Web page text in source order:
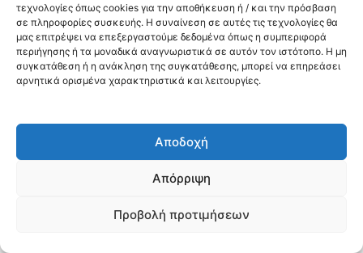
τεχνολογίες όπως cookies για την αποθήκευση ή / και την πρόσβαση
σε πληροφορίες συσκευής. Η συναίνεση σε αυτές τις τεχνολογίες θα
μας επιτρέψει να επεξεργαστούμε δεδομένα όπως η συμπεριφορά
περιήγησης ή τα μοναδικά αναγνωριστικά σε αυτόν τον ιστότοπο. Η μη
συγκατάθεση ή η ανάκληση της συγκατάθεσης, μπορεί να επηρεάσει
αρνητικά ορισμένα χαρακτηριστικά και λειτουργίες.
Αποδοχή
Απόρριψη
Προβολή προτιμήσεων